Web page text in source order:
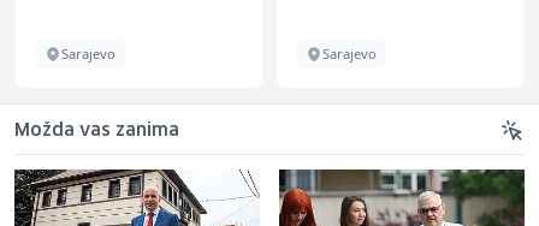
Sarajevo Sarajevo
Možda vas zanima